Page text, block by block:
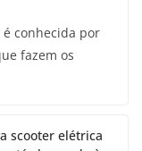
conhecida por
fazem os
scooter elétrica